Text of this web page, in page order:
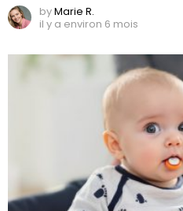
byMarie R.
il y a environ 6 mois